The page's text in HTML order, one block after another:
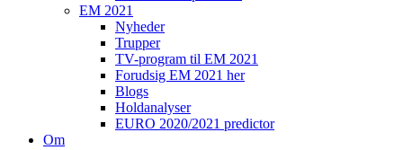
EM 2021
Nyheder
Trupper
TV-program til EM 2021
Forudsig EM 2021 her
Blogs
Holdanalyser
EURO 2020/2021 predictor
Om